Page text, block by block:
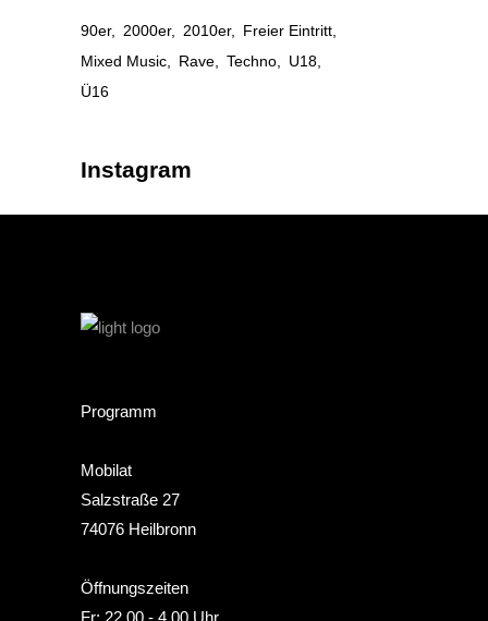
90er 2000er 2010er
Freier Eintritt
Mixed Music
Rave Techno
U18
Ü16
Instagram
Programm
Mobilat
Salzstraße 27
74076 Heilbronn
Öffnungszeiten
Fr: 22.00 - 4.00 Uhr